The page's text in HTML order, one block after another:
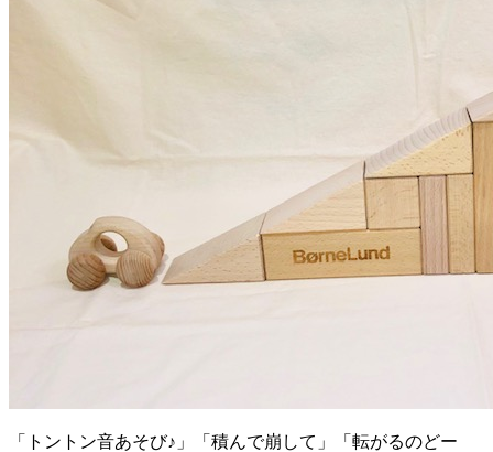
「トントン音あそび♪」「積んで崩して」「転がるのどー